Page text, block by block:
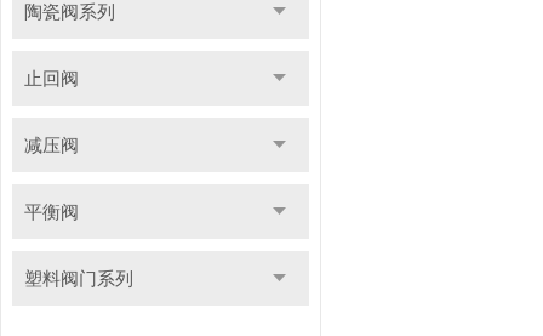
陶瓷阀系列
止回阀
减压阀
平衡阀
塑料阀门系列